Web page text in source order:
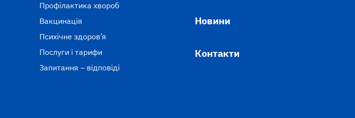
Профілактика хвороб
Вакцинація
Психічне здоров’я
Послуги і тарифи
Запитання – відповіді
Новини
Контакти